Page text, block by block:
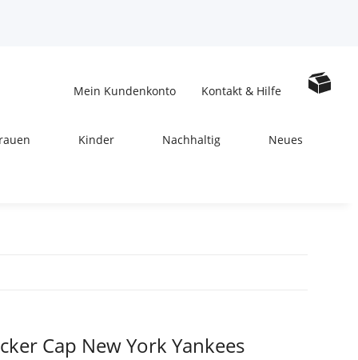
Mein Kundenkonto Kontakt & Hilfe
Kinder Nachhaltig Neues
Cap New York Yankees